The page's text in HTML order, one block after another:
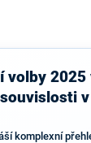
volby
komplexní